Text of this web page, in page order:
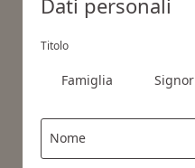
Titolo
Famiglia Signor
Nome